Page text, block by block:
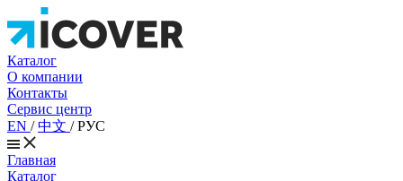
Каталог
О компании
Контакты
Сервис центр
EN /中文 /РУС
Главная
Каталог